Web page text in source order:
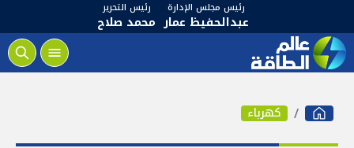
رئيس مجلس الإدارة
عبدالحفيظ عمار
رئيس التحرير
محمد صلاح
كهرباء